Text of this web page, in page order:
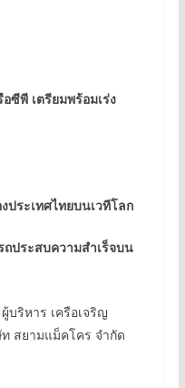
อซีพี เตรียมพร้อมเร่ง
ระเทศไทยบนเวทีโลก
ถประสบความสำเร็จบน
ริหาร เครือเจริญ
สยามแม็คโคร จำกัด